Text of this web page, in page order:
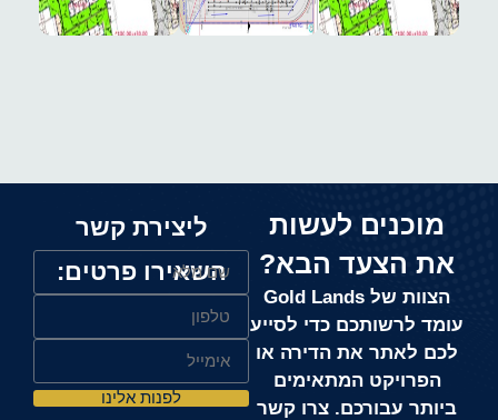
מוכנים לעשות
את הצעד הבא?
הצוות של Gold Lands
עומד לרשותכם כדי לסייע
לכם לאתר את הדירה או
הפרויקט המתאימים
ביותר עבורכם. צרו קשר
ליצירת קשר
השאירו פרטים:
לפנות אלינו